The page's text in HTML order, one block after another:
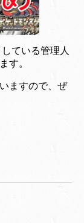
ている管理人
す。
ますので、ぜ